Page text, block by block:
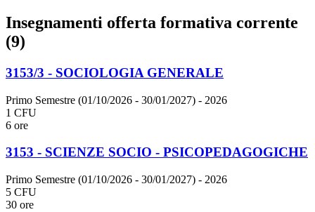
Insegnamenti offerta formativa corrente
(9)
3153/3 - SOCIOLOGIA GENERALE
Primo Semestre (01/10/2026 - 30/01/2027) - 2026
1 CFU
6 ore
3153 - SCIENZE SOCIO - PSICOPEDAGOGICHE
Primo Semestre (01/10/2026 - 30/01/2027) - 2026
5 CFU
30 ore